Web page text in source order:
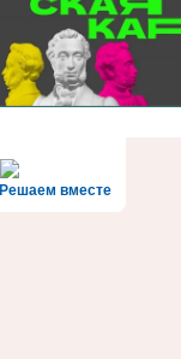
Решаем вместе